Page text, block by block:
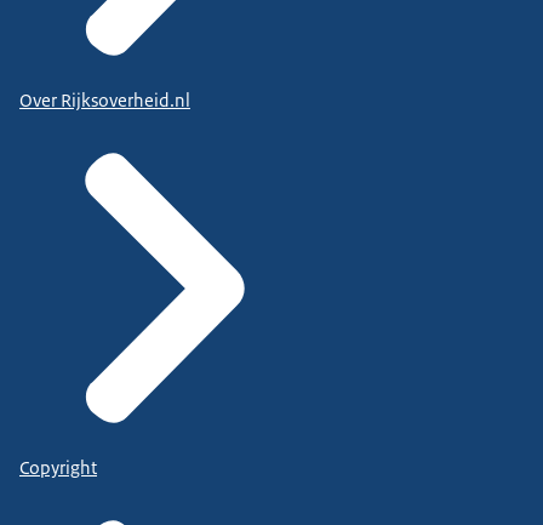
Over Rijksoverheid.nl
Copyright